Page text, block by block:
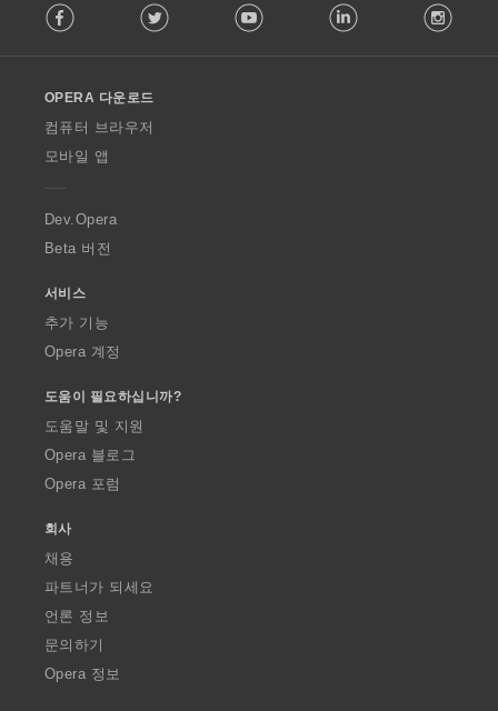
o
w
O
p
a
Facebook Twitter Youtube LinkedIn
OPERA 다운로드
컴퓨터 브라우저
모바일 앱
Dev.Opera
Beta 버전
서비스
추가 기능
Opera 계정
도움이 필요하십니까?
도움말 및 지원
Opera 블로그
Opera 포럼
회사
채용
파트너가 되세요
언론 정보
문의하기
Opera 정보